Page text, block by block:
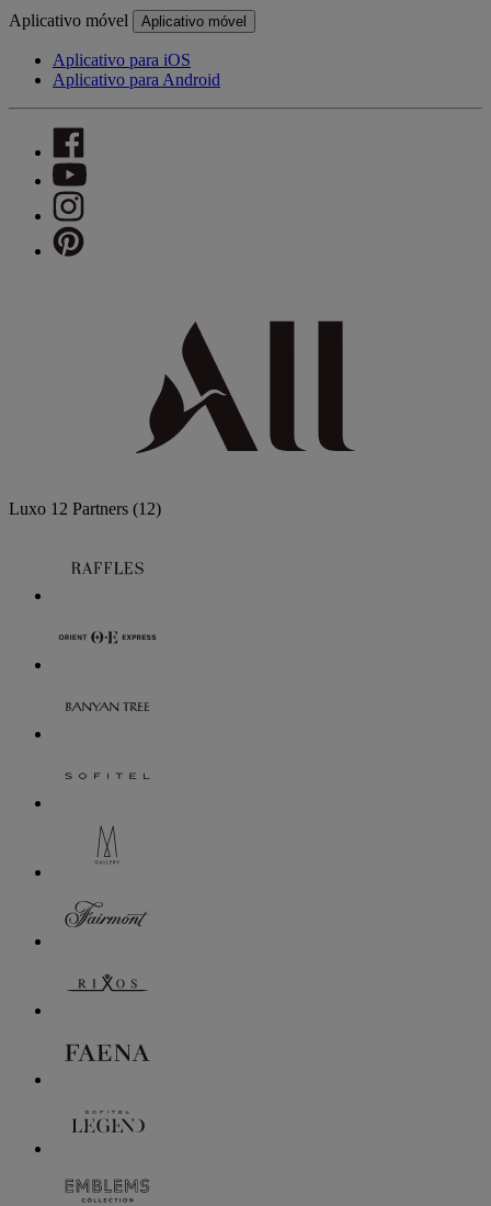
Aplicativo móvel Aplicativo móvel
Aplicativo para iOS
Aplicativo para Android
Luxo 12 Partners (12)